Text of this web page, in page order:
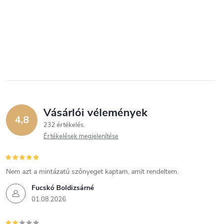
4,8 Vásárlói vélemények
232 értékelés
Értékelések megjelenítése
Fucskó Boldizsárné
01.08.2026
Nem azt a mintázatú szőnyeget kaptam, amit rendeltem.